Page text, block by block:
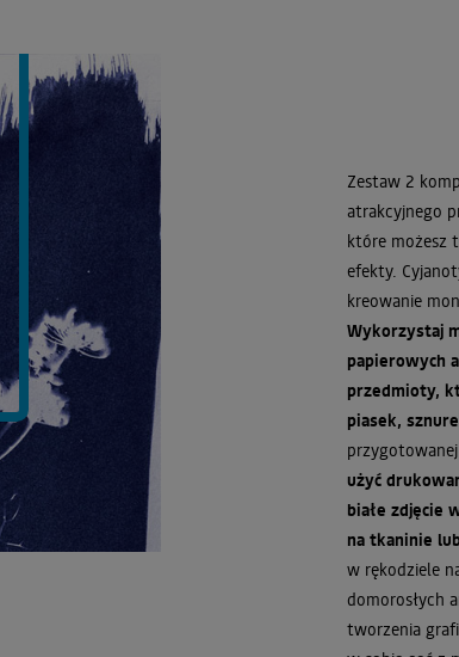
Zestaw 2
atrakcyjnego
które możesz
efekty.
kreowanie
Wykorzystaj
papierowych
przedmioty,
piasek,
użyć
białe zdjęcie
na tkaninie
w rękodziele
domorosłych
tworzenia